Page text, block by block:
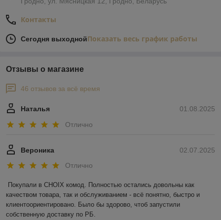
Контакты
Сегодня выходнойПоказать весь график работы
Отзывы о магазине
46 отзывов за всё время
01.08.2025
Наталья
Отлично
02.07.2025
Вероника
Отлично
Покупали в CHOIX комод. Полностью остались довольны как
качеством товара, так и обслуживанием - всё понятно, быстро и
клиентоориентировано. Было бы здорово, чтоб запустили
собственную доставку по РБ.